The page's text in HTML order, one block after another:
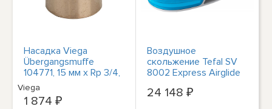
Насадка Viega
Übergangsmuffe
104771, 15 мм x Rp 3/4,
Поворотная муфта
Viega
1 874 ₽
Воздушное
скольжение Tefal SV
8002 Express Airglide
станции blau/weiß
24 148 ₽